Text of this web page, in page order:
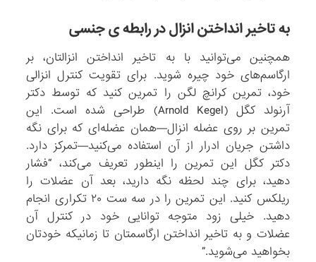
به تاخیر انداختن انزال در رابطه ی جنسی
همچنین می‌توانید با به تاخیر انداختن انزالتان، بر
ارگاسم‌های خود چیره شوید. برای تقویت کنترل انزالی
خود، تمرین کرانچ لگن را تمرین کنید که توسط دکتر
آرنولد کگل (Arnold Kegel) طراحی شده است. این
تمرین بر روی عضله انزال—همان عضله‌ای که برای نگه
داشتن جریان ادرار از آن استفاده می‌کنید—تمرکز دارد.
دکتر کگل این تمرین را اینطور تعریف می‌کند، “فشار
دهید، برای چند لحظه نگه دارید، بعد آن عضلات را
ریلکس کنید. این تمرین را در سه ست ۲۰ تکراری انجام
دهید. خیلی زود متوجه توانایی خود در کنترل آن
عضلات و به تاخیر انداختن ارگاسمتان تا زمانیکه خودتان
بخواهید می‌شوید.”